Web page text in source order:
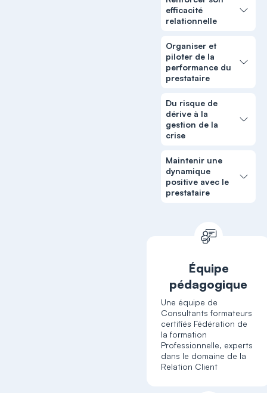
efficacité
relationnelle
Organiser et
piloter de la
performance du
prestataire
Du risque de
dérive à la
gestion de la
crise
Maintenir une
dynamique
positive avec le
prestataire
Équipe
pédagogique
Une équipe de
Consultants formateurs
certifiés Fédération de
la formation
Professionnelle, experts
dans le domaine de la
Relation Client